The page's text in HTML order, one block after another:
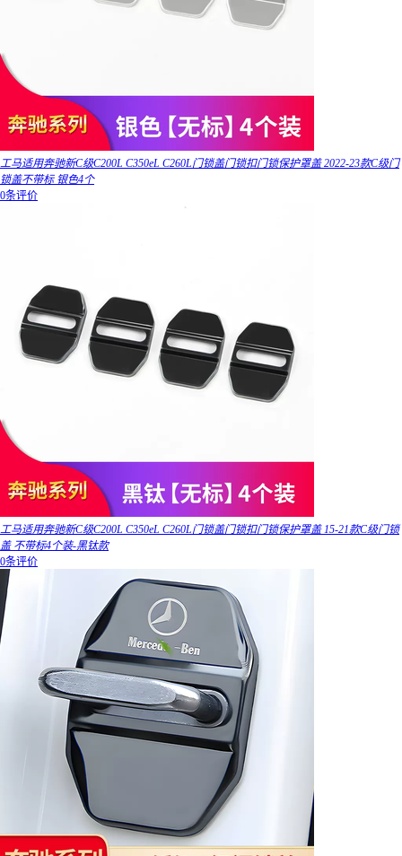
工马适用奔驰新C级C200L C350eL C260L门锁盖门锁扣门锁保护罩盖 2022-23款C级门
锁盖不带标 银色4个
0条评价
工马适用奔驰新C级C200L C350eL C260L门锁盖门锁扣门锁保护罩盖 15-21款C级门锁
盖 不带标4个装-黑钛款
0条评价